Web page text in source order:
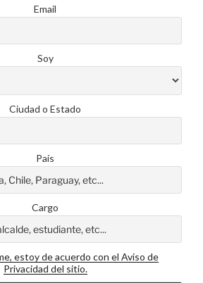
Email
Soy
Ciudad o Estado
País
Cargo
estoy de acuerdo con el Aviso de
Privacidad del sitio.